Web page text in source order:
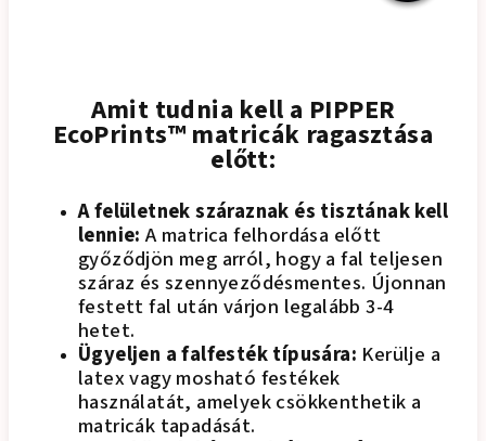
Amit tudnia kell a PIPPER
EcoPrints™ matricák ragasztása
előtt:
A felületnek száraznak és tisztának kell
lennie:A matrica felhordása előtt
győződjön meg arról, hogy a fal teljesen
száraz és szennyeződésmentes. Újonnan
festett fal után várjon legalább 3-4
hetet.
Ügyeljen a falfesték típusára: Kerülje a
latex vagy mosható festékek
használatát, amelyek csökkenthetik a
matricák tapadását.